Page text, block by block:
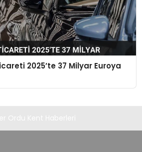
2025’te 37 Milyar Euroya